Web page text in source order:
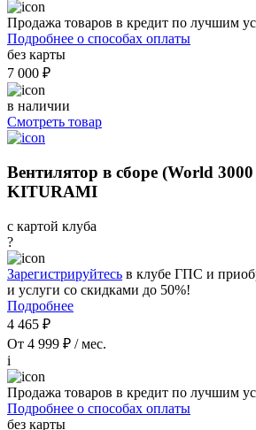
Продажа товаров в кредит по лучшим
Подробнее о способах оплаты
без карты
7 000 ₽
в наличии
Смотреть товар
Вентилятор в сборе (World
KITURAMI
с картой клуба
?
Зарегистрируйтесь в клубе ГПС и
и услуги со скидками до 50%!
Подробнее
4 465 ₽
От 4 999 ₽ / мес.
i
Продажа товаров в кредит по лучшим
Подробнее о способах оплаты
без карты